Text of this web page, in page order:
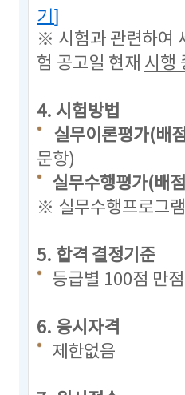
기]
※ 시험과 관련하여
험 공고일 현재 시행
4. 시험방법
실무이론평가(배
문항)
실무수행평가(배
※ 실무수행프로그
5. 합격 결정기준
등급별 100점 만
6. 응시자격
제한없음